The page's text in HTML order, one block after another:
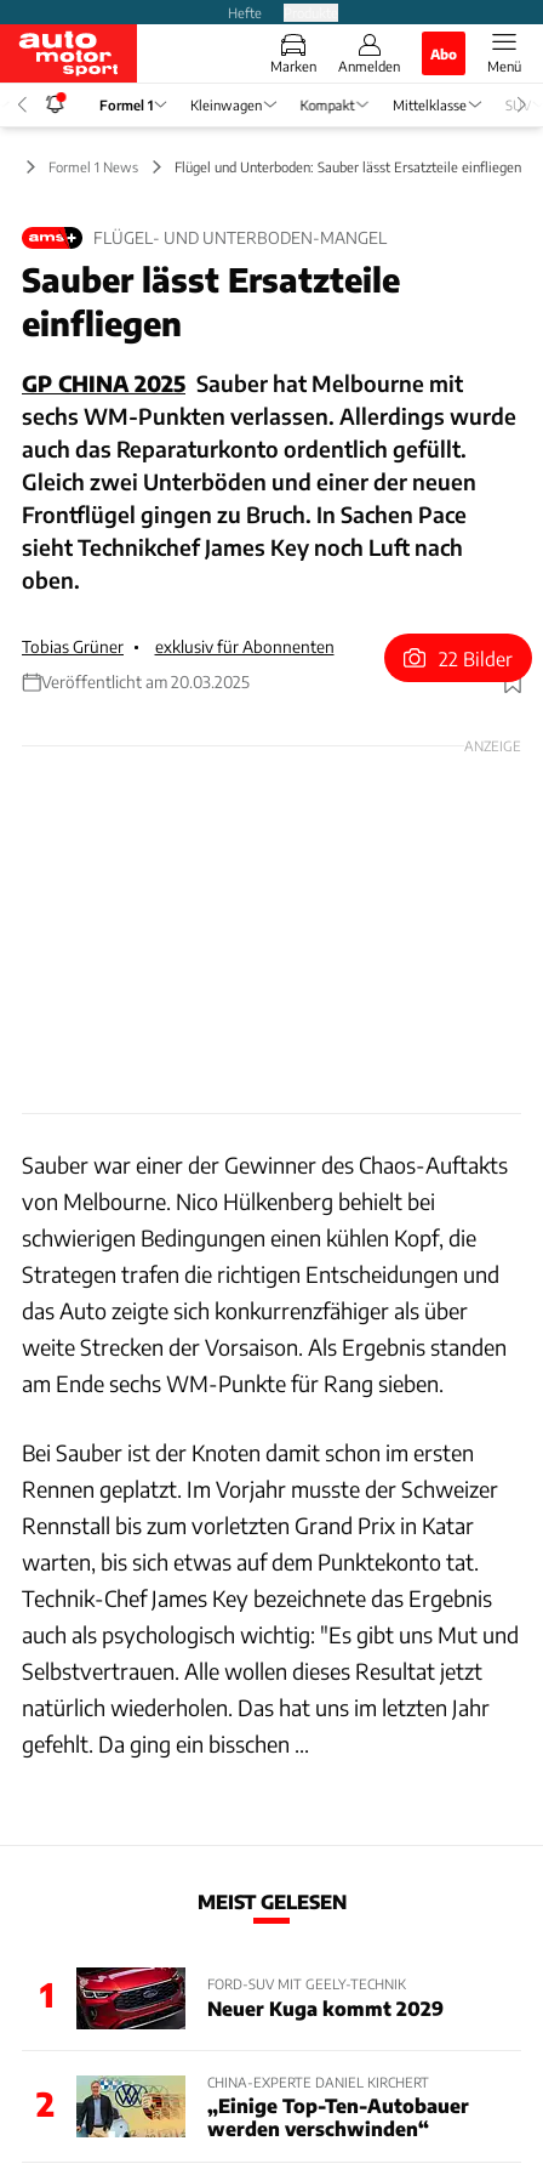
Hefte
Marken Anmelden
Abo
Menü
Formel 1 Kleinwagen Kompakt Mittelklasse SUV
Formel 1 News Flügel und Unterboden: Sauber lässt Ersatzteile einfliegen
FLÜGEL- UND UNTERBODEN-MANGEL
Sauber lässt Ersatzteile
einfliegen
GP CHINA 2025 Sauber hat Melbourne mit
sechs WM-Punkten verlassen. Allerdings wurde
auch das Reparaturkonto ordentlich gefüllt.
Gleich zwei Unterböden und einer der neuen
Frontflügel gingen zu Bruch. In Sachen Pace
sieht Technikchef James Key noch Luft nach
oben.
Tobias Grüner
exklusiv für Abonnenten
Veröffentlicht am 20.03.2025
Foto: Sam Bagnall via Getty Images
22 Bilder
ANZEIGE
Sauber war einer der Gewinner des Chaos-Auftakts
von Melbourne. Nico Hülkenberg behielt bei
schwierigen Bedingungen einen kühlen Kopf, die
Strategen trafen die richtigen Entscheidungen und
das Auto zeigte sich konkurrenzfähiger als über
weite Strecken der Vorsaison. Als Ergebnis standen
am Ende sechs WM-Punkte für Rang sieben.
Bei Sauber ist der Knoten damit schon im ersten
Rennen geplatzt. Im Vorjahr musste der Schweizer
Rennstall bis zum vorletzten Grand Prix in Katar
warten, bis sich etwas auf dem Punktekonto tat.
Technik-Chef James Key bezeichnete das Ergebnis
auch als psychologisch wichtig: "Es gibt uns Mut und
Selbstvertrauen. Alle wollen dieses Resultat jetzt
natürlich wiederholen. Das hat uns im letzten Jahr
gefehlt. Da ging ein bisschen ...
MEIST GELESEN
1 FORD-SUV MIT GEELY-TECHNIK
Neuer Kuga kommt 2029
2
CHINA-EXPERTE DANIEL KIRCHERT
„Einige Top-Ten-Autobauer
werden verschwinden“